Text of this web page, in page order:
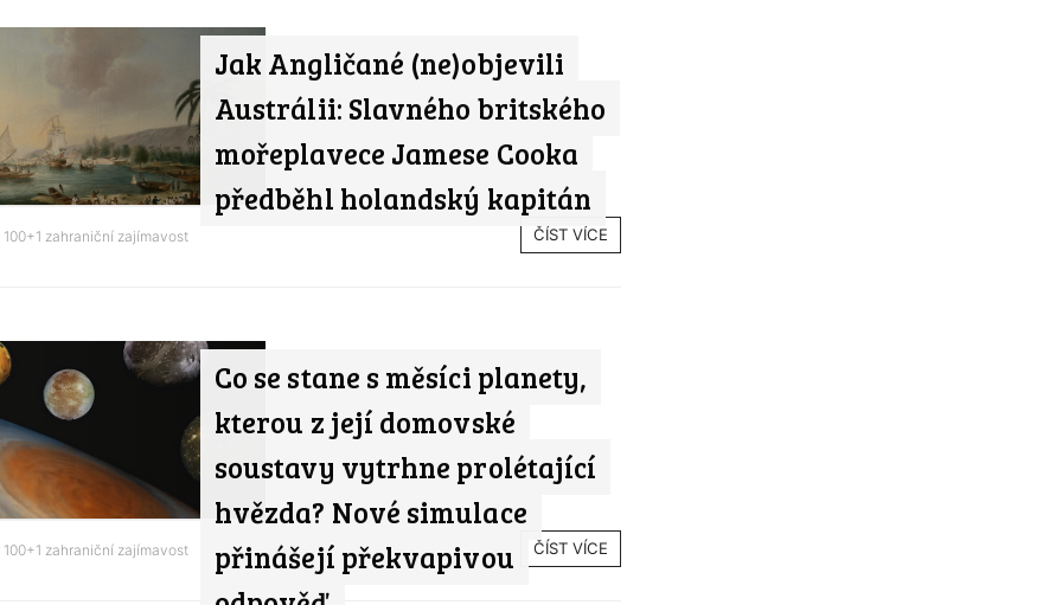
Jak Angličané (ne)objevili
Austrálii: Slavného britského
mořeplavece Jamese Cooka
předběhl holandský kapitán
100+1 zahraniční zajímavost ČÍST VÍCE
Co se stane s měsíci planety,
kterou z její domovské
soustavy vytrhne prolétající
hvězda? Nové simulace
přinášejí překvapivou
100+1 zahraniční zajímavost ČÍST VÍCE